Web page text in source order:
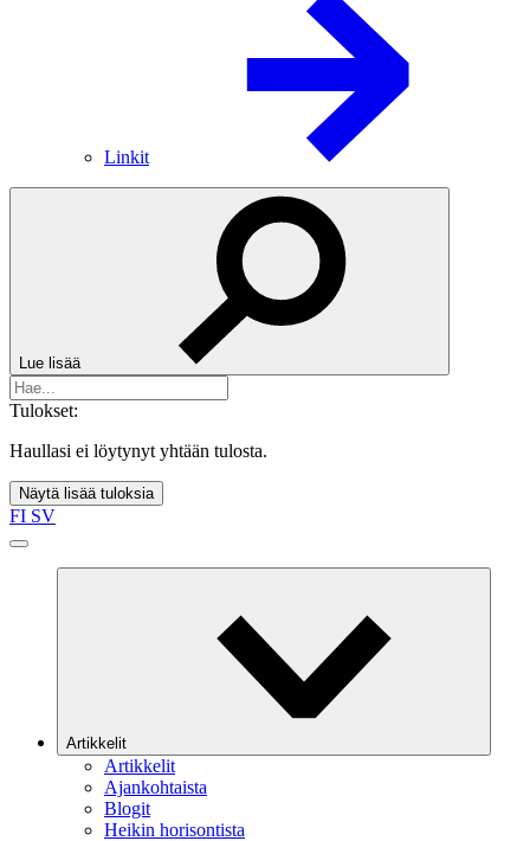
Linkit
Lue lisää
Tulokset:
Haullasi ei löytynyt yhtään tulosta.
Näytä lisää tuloksia
FI SV
Artikkelit
Artikkelit
Ajankohtaista
Blogit
Heikin horisontista